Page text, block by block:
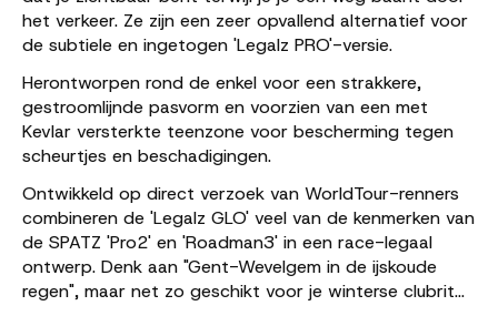
het verkeer. Ze zijn een zeer opvallend alternatief voor
de subtiele en ingetogen 'Legalz PRO'-versie.
Herontworpen rond de enkel voor een strakkere,
gestroomlijnde pasvorm en voorzien van een met
Kevlar versterkte teenzone voor bescherming tegen
scheurtjes en beschadigingen.
Ontwikkeld op direct verzoek van WorldTour-renners
combineren de 'Legalz GLO' veel van de kenmerken van
de SPATZ 'Pro2' en 'Roadman3' in een race-legaal
ontwerp. Denk aan "Gent-Wevelgem in de ijskoude
regen", maar net zo geschikt voor je winterse clubrit...